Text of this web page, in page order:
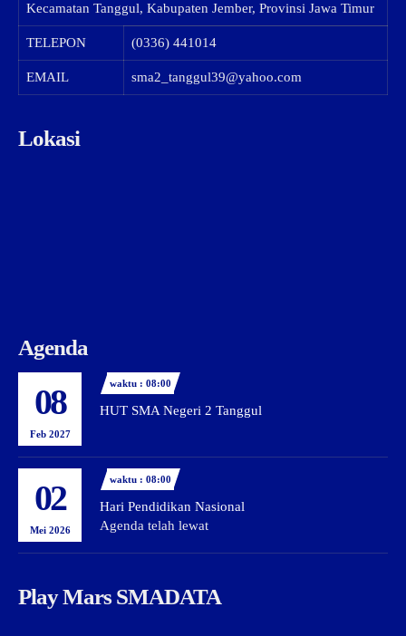
Kecamatan Tanggul, Kabupaten Jember, Provinsi Jawa Timur
TELEPON (0336) 441014
EMAIL sma2_tanggul39@yahoo.com
Lokasi
Agenda
08
Feb 2027
waktu : 08:00
HUT SMA Negeri 2 Tanggul
02
Mei 2026
waktu : 08:00
Hari Pendidikan Nasional
Agenda telah lewat
Play Mars SMADATA